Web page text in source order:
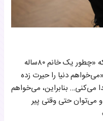
این زن زیبا، در پاسخ به این سوال‌ها که «چطور یک خانم ۸۰ساله
دنیا را حیرت زده
می‌کنی… بنابراین، می‌خواهم
حتی وقتی پیر